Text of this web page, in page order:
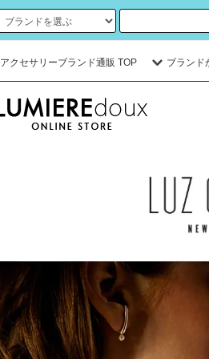
アクセサリーブランド通販 TOP ブランド